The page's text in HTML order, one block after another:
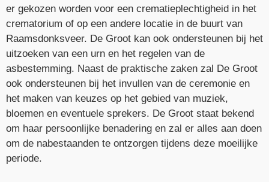
er gekozen worden voor een crematieplechtigheid in het
crematorium of op een andere locatie in de buurt van
Raamsdonksveer. De Groot kan ook ondersteunen bij het
uitzoeken van een urn en het regelen van de
asbestemming. Naast de praktische zaken zal De Groot
ook ondersteunen bij het invullen van de ceremonie en
het maken van keuzes op het gebied van muziek,
bloemen en eventuele sprekers. De Groot staat bekend
om haar persoonlijke benadering en zal er alles aan doen
om de nabestaanden te ontzorgen tijdens deze moeilijke
periode.